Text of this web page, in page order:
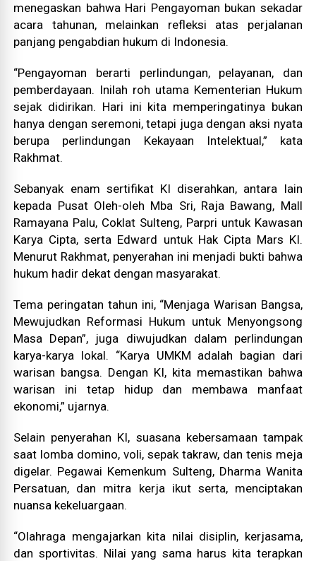
menegaskan bahwa Hari Pengayoman bukan sekadar
acara tahunan, melainkan refleksi atas perjalanan
panjang pengabdian hukum di Indonesia.
“Pengayoman berarti perlindungan, pelayanan, dan
pemberdayaan. Inilah roh utama Kementerian Hukum
sejak didirikan. Hari ini kita memperingatinya bukan
hanya dengan seremoni, tetapi juga dengan aksi nyata
berupa perlindungan Kekayaan Intelektual,” kata
Rakhmat.
Sebanyak enam sertifikat KI diserahkan, antara lain
kepada Pusat Oleh-oleh Mba Sri, Raja Bawang, Mall
Ramayana Palu, Coklat Sulteng, Parpri untuk Kawasan
Karya Cipta, serta Edward untuk Hak Cipta Mars KI.
Menurut Rakhmat, penyerahan ini menjadi bukti bahwa
hukum hadir dekat dengan masyarakat.
Tema peringatan tahun ini, “Menjaga Warisan Bangsa,
Mewujudkan Reformasi Hukum untuk Menyongsong
Masa Depan”, juga diwujudkan dalam perlindungan
karya-karya lokal. “Karya UMKM adalah bagian dari
warisan bangsa. Dengan KI, kita memastikan bahwa
warisan ini tetap hidup dan membawa manfaat
ekonomi,” ujarnya.
Selain penyerahan KI, suasana kebersamaan tampak
saat lomba domino, voli, sepak takraw, dan tenis meja
digelar. Pegawai Kemenkum Sulteng, Dharma Wanita
Persatuan, dan mitra kerja ikut serta, menciptakan
nuansa kekeluargaan.
“Olahraga mengajarkan kita nilai disiplin, kerjasama,
dan sportivitas. Nilai yang sama harus kita terapkan